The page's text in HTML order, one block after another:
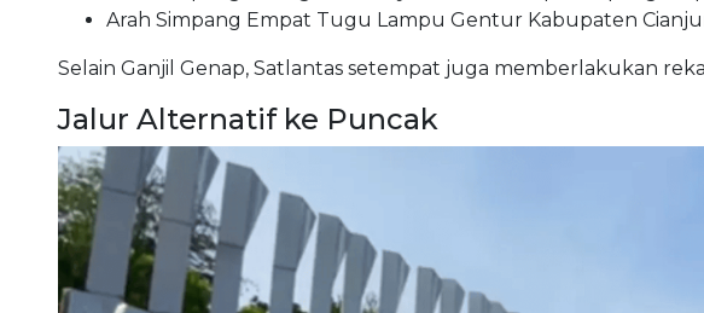
Arah Simpang Empat Tugu Lampu Gentur Kabupaten
Selain Ganjil Genap, Satlantas setempat juga memberlakukan
Jalur Alternatif ke Puncak